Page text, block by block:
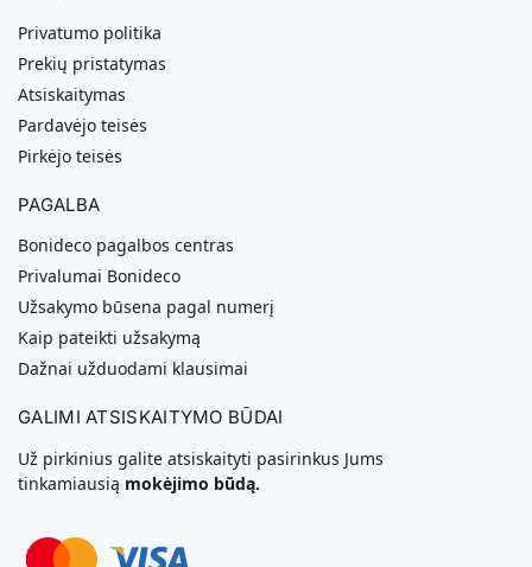
Privatumo politika
Prekių pristatymas
Atsiskaitymas
Pardavėjo teisės
Pirkėjo teisės
PAGALBA
Bonideco pagalbos centras
Privalumai Bonideco
Užsakymo būsena pagal numerį
Kaip pateikti užsakymą
Dažnai užduodami klausimai
GALIMI ATSISKAITYMO BŪDAI
Už pirkinius galite atsiskaityti pasirinkus Jums
tinkamiausią mokėjimo būdą.